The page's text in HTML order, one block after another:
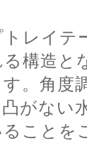
トレイテ
構造と
。角度
がない
ことを